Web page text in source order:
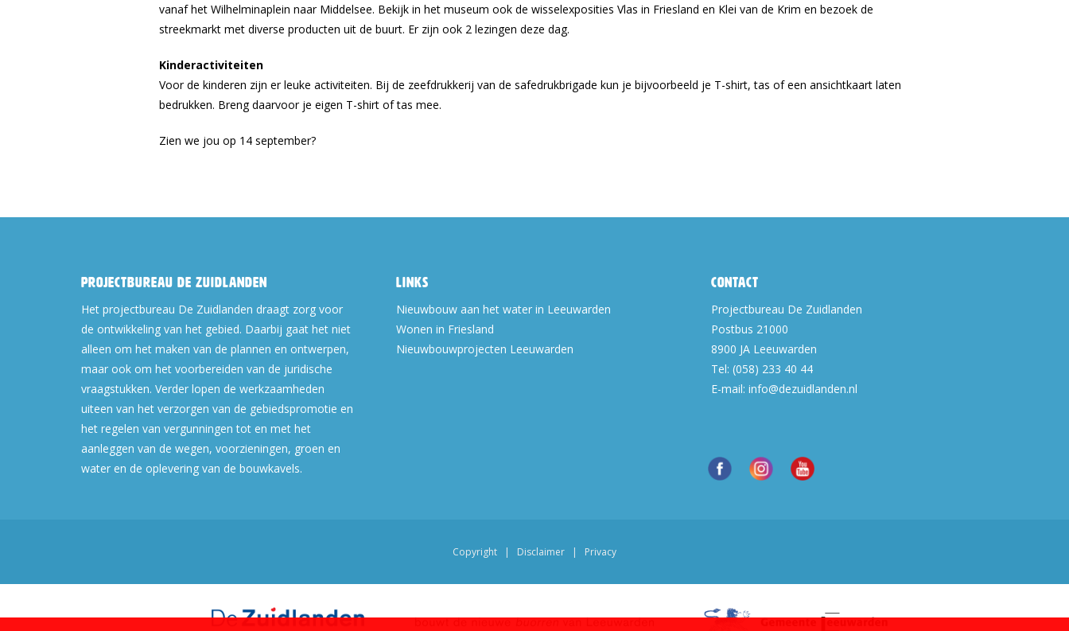
vanaf het Wilhelminaplein naar Middelsee. Bekijk in het museum ook de wisselexposities Vlas in Friesland en Klei van de Krim en bezoek de
streekmarkt met diverse producten uit de buurt. Er zijn ook 2 lezingen deze dag.
Kinderactiviteiten
Voor de kinderen zijn er leuke activiteiten. Bij de zeefdrukkerij van de safedrukbrigade kun je bijvoorbeeld je T-shirt, tas of een ansichtkaart laten
bedrukken. Breng daarvoor je eigen T-shirt of tas mee.
Zien we jou op 14 september?
Projectbureau De Zuidlanden
Het projectbureau De Zuidlanden draagt zorg voor
de ontwikkeling van het gebied. Daarbij gaat het niet
alleen om het maken van de plannen en ontwerpen,
maar ook om het voorbereiden van de juridische
vraagstukken. Verder lopen de werkzaamheden
uiteen van het verzorgen van de gebiedspromotie en
het regelen van vergunningen tot en met het
aanleggen van de wegen, voorzieningen, groen en
water en de oplevering van de bouwkavels.
Links
Nieuwbouw aan het water in Leeuwarden
Wonen in Friesland
Nieuwbouwprojecten Leeuwarden
Contact
Projectbureau De Zuidlanden
Postbus 21000
8900 JA Leeuwarden
Tel: (058) 233 40 44
E-mail: info@dezuidlanden.nl
Copyright | Disclaimer | Privacy